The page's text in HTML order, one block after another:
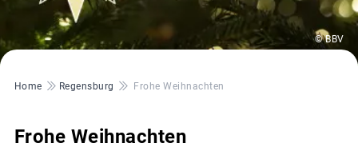
© BBV
Pfadnavigation
Home Regensburg Frohe Weihnachten
Frohe Weihnachten